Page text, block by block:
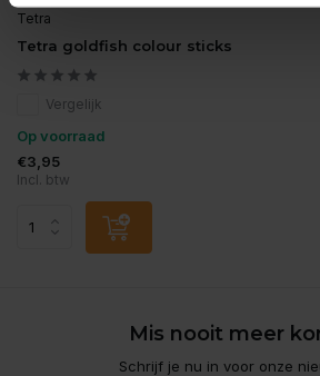
Tetra
Tetra goldfish colour sticks
Vergelijk
Op voorraad
€3,95
Incl. btw
Mis nooit meer
Schrijf je nu in voor onze